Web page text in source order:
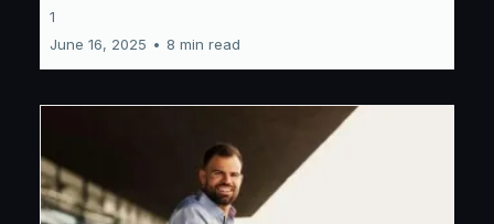
1
June 16, 2025 • 8 min read